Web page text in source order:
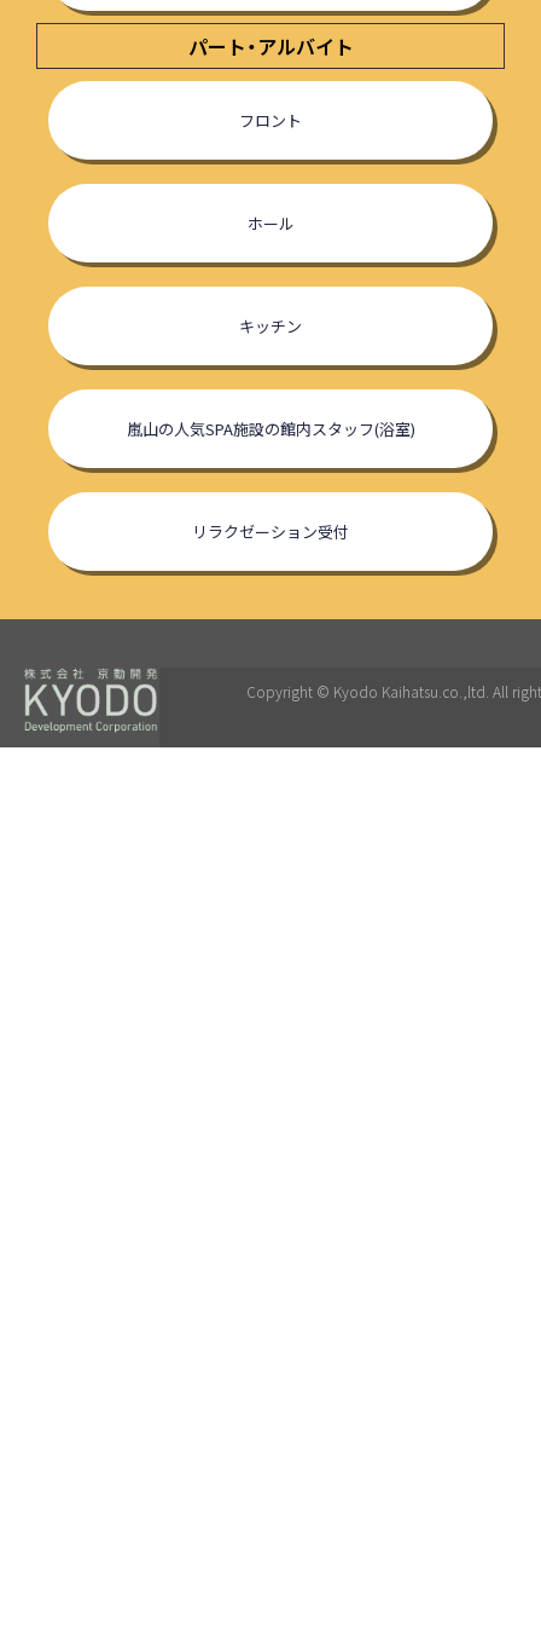
パート・アルバイト
フロント
ホール
キッチン
嵐山の人気SPA施設の館内スタッフ(浴室)
リラクゼーション受付
Copyright © Kyodo Kaihatsu.co.,ltd. All